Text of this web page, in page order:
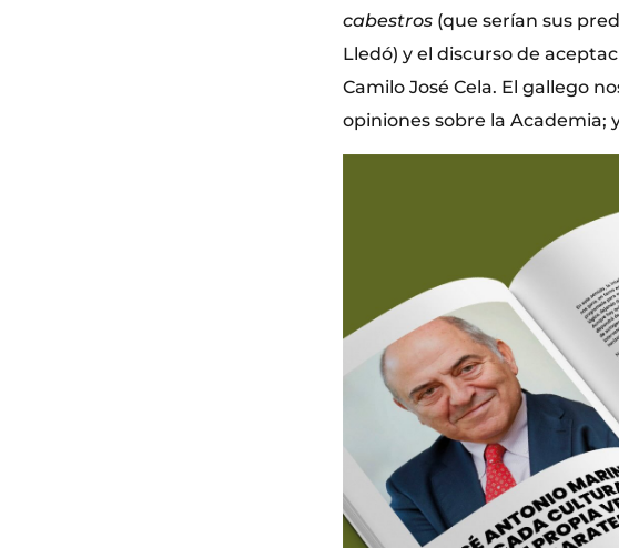
cabestros (que serían sus
Lledó) y el discurso de
Camilo José Cela. El gallego
opiniones sobre la Academia;